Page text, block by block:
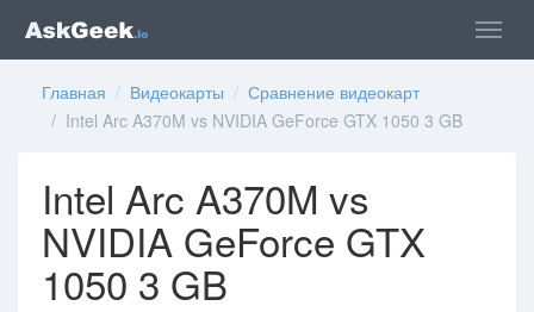
Главная / Видеокарты / Сравнение видеокарт
/ Intel Arc A370M vs NVIDIA GeForce GTX 1050 3 GB
Intel Arc A370M vs
NVIDIA GeForce GTX
1050 3 GB